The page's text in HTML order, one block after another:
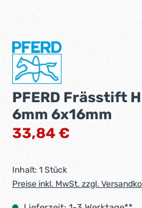
PFERD Frässtift
6mm 6x16mm
Regulärer Preis:
33,84 €
Inhalt: 1 Stück
Preise inkl. MwSt. zzgl.